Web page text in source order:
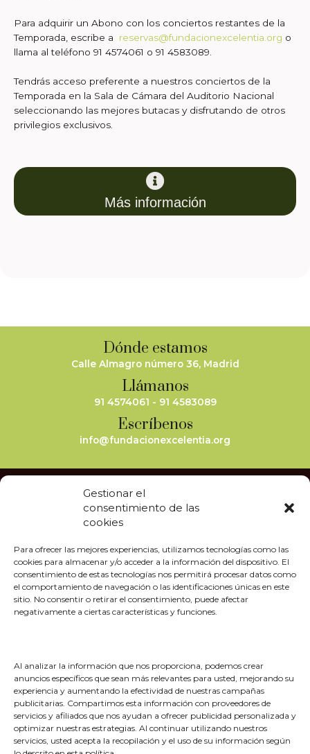
Gestionar el
consentimiento de las
cookies
Para ofrecer las mejores experiencias, utilizamos tecnologías como las
cookies para almacenar y/o acceder a la información del dispositivo. El
consentimiento de estas tecnologías nos permitirá procesar datos como
el comportamiento de navegación o las identificaciones únicas en este
sitio. No consentir o retirar el consentimiento, puede afectar
negativamente a ciertas características y funciones.
Al analizar la información que nos proporciona, podemos crear
anuncios específicos que sean más relevantes para usted, mejorando su
experiencia y aumentando la efectividad de nuestras campañas
publicitarias. Compartimos esta información con proveedores de
servicios y afiliados que nos ayudan a ofrecer publicidad personalizada y
optimizar nuestras estrategias. Al continuar utilizando nuestros
servicios, usted acepta la recopilación y el uso de su información según
Para adquirir un Abono con los conciertos restantes de la
Temporada, escribe a reservas@fundacionexcelentia.org o
llama al teléfono 91 4574061 o 91 4583089.
Tendrás acceso preferente a nuestros conciertos de la
Temporada en la Sala de Cámara del Auditorio Nacional
seleccionando las mejores butacas y disfrutando de otros
privilegios exclusivos.
Más información
Dónde estamos
Calle Almagro número 36, Madrid
Llámanos
91 4574061 - 91 4583089
Escríbenos
info@fundacionexcelentia.org
La Fundación Excelentia es una fundación privada sin ánimo de lucro que
desarrolla sus actividades en el campo de la cultura.
Legales
Email